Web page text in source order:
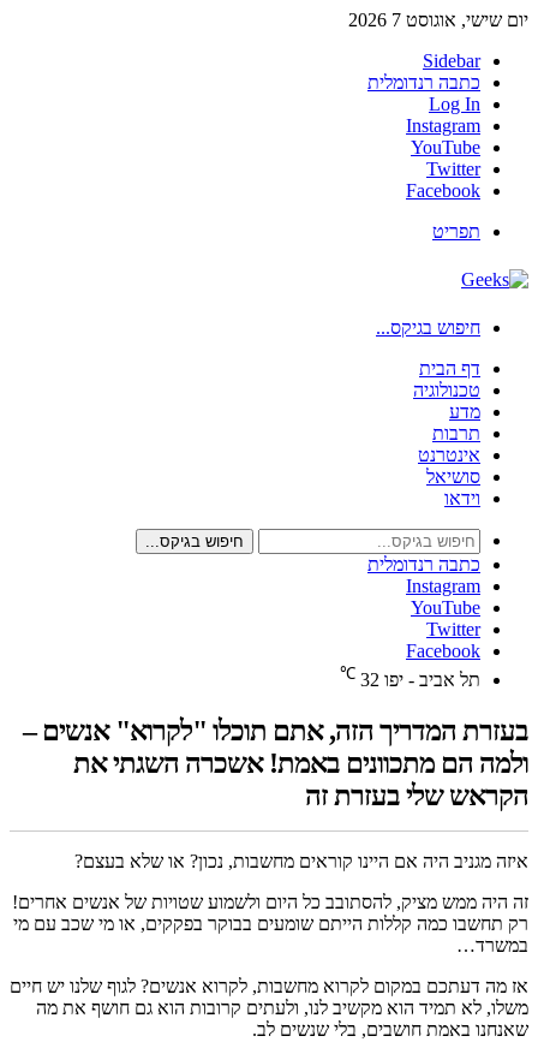
יום שישי, אוגוסט 7 2026
Sidebar
כתבה רנדומלית
Log In
Instagram
YouTube
Twitter
Facebook
תפריט
חיפוש בגיקס...
דף הבית
טכנולוגיה
מדע
תרבות
אינטרנט
סושיאל
וידאו
חיפוש בגיקס...
כתבה רנדומלית
Instagram
YouTube
Twitter
Facebook
תל אביב - יפו 32
℃
בעזרת המדריך הזה, אתם תוכלו "לקרוא" אנשים –
ולמה הם מתכוונים באמת! אשכרה השגתי את
הקראש שלי בעזרת זה
איזה מגניב היה אם היינו קוראים מחשבות, נכון? או שלא בעצם?
זה היה ממש מציק, להסתובב כל היום ולשמוע שטויות של אנשים אחרים!
רק תחשבו כמה קללות הייתם שומעים בבוקר בפקקים, או מי שכב עם מי
במשרד…
אז מה דעתכם במקום לקרוא מחשבות, לקרוא אנשים? לגוף שלנו יש חיים
משלו, לא תמיד הוא מקשיב לנו, ולעתים קרובות הוא גם חושף את מה
שאנחנו באמת חושבים, בלי שנשים לב.